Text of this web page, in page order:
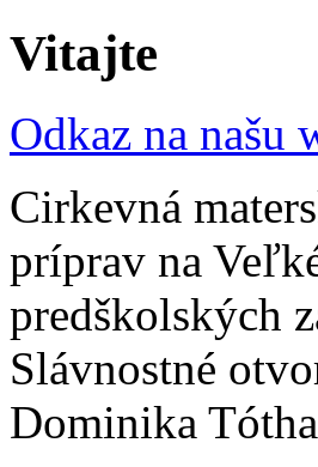
Vitajte
Odkaz na našu
Cirkevná
príprav na
predškolských
Slávnostné
Dominika